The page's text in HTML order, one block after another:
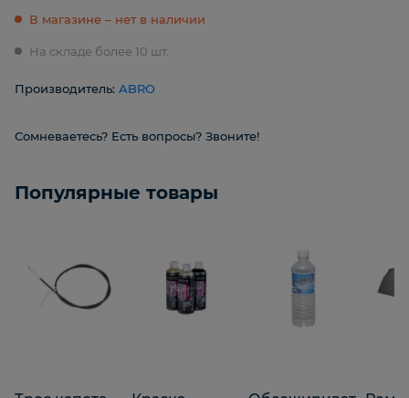
В магазине – нет в наличии
На складе более 10 шт.
Производитель: ABRO
Сомневаетесь? Есть вопросы? Звоните!
Популярные товары